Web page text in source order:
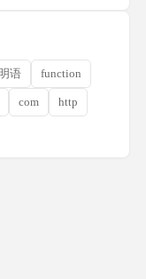
语 function
com http